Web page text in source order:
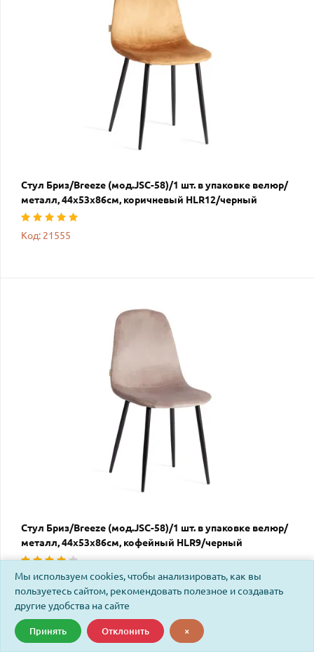
Стул Бриз/Breeze (мод.JSC-58)/1 шт. в упаковке велюр/
металл, 44х53х86см, коричневый HLR12/черный
Код: 21555
Стул Бриз/Breeze (мод.JSC-58)/1 шт. в упаковке велюр/
металл, 44х53х86см, кофейный HLR9/черный
Код: 21556
Мы используем cookies, чтобы анализировать, как вы
пользуетесь сайтом, рекомендовать полезное и создавать
другие удобства на сайте
Принять Отклонить ×